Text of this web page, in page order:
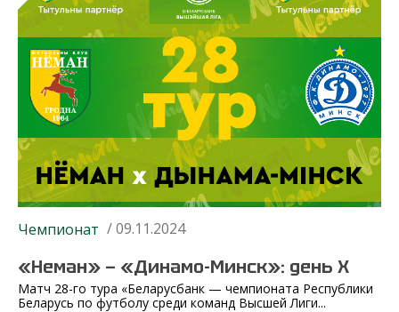
Чемпионат / 09.11.2024
«Неман» — «Динамо-Минск»: день Х
Матч 28-го тура «Беларусбанк — чемпионата Республики
Беларусь по футболу среди команд Высшей Лиги...